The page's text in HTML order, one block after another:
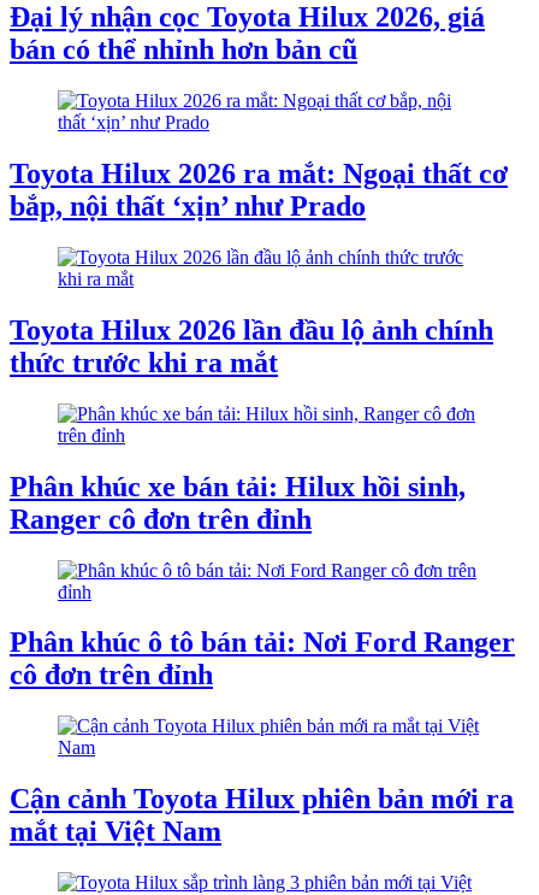
Đại lý nhận cọc Toyota Hilux 2026, giá
bán có thể nhỉnh hơn bản cũ
Toyota Hilux 2026 ra mắt: Ngoại thất cơ
bắp, nội thất ‘xịn’ như Prado
Toyota Hilux 2026 lần đầu lộ ảnh chính
thức trước khi ra mắt
Phân khúc xe bán tải: Hilux hồi sinh,
Ranger cô đơn trên đỉnh
Phân khúc ô tô bán tải: Nơi Ford Ranger
cô đơn trên đỉnh
Cận cảnh Toyota Hilux phiên bản mới ra
mắt tại Việt Nam